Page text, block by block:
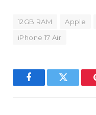
12GB RAM Apple
iPhone 17 Air
FacebookTwitter